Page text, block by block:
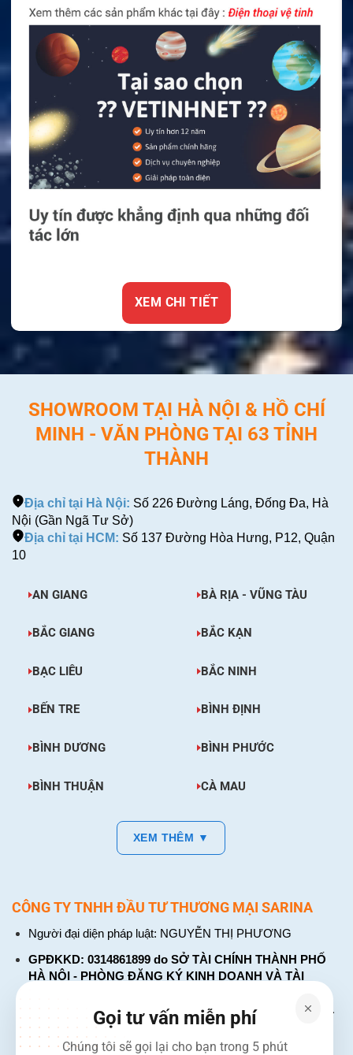
XEM CHI TIẾT
SHOWROOM TẠI HÀ NỘI & HỒ CHÍ
MINH - VĂN PHÒNG TẠI 63 TỈNH
THÀNH
Địa chỉ tại Hà Nội: Số 226 Đường Láng, Đống Đa, Hà
Nội (Gần Ngã Tư Sở)
Địa chỉ tại HCM: Số 137 Đường Hòa Hưng, P12, Quận
10
AN GIANG BÀ RỊA - VŨNG TÀU
BẮC GIANG BẮC KẠN
BẠC LIÊU BẮC NINH
BẾN TRE BÌNH ĐỊNH
BÌNH DƯƠNG BÌNH PHƯỚC
BÌNH THUẬN CÀ MAU
XEM THÊM ▼
CÔNG TY TNHH ĐẦU TƯ THƯƠNG MẠI SARINA
Người đại diện pháp luật: NGUYỄN THỊ PHƯƠNG
GPĐKKD: 0314861899 do SỞ TÀI CHÍNH THÀNH PHỐ
HÀ NỘI - PHÒNG ĐĂNG KÝ KINH DOANH VÀ TÀI
CHÍNH DOANH NGHIỆP cấp. Đăng ký lần đầu: ngày 26
tháng 01 năm 2018. Đăng ký thay đổi lần thứ: 4, ngày 31
tháng 03 năm 2026
226 Đường Láng, Đống Đa, Hà Nội
Gọi tư vấn miễn phí
Chúng tôi sẽ gọi lại cho bạn trong 5 phút